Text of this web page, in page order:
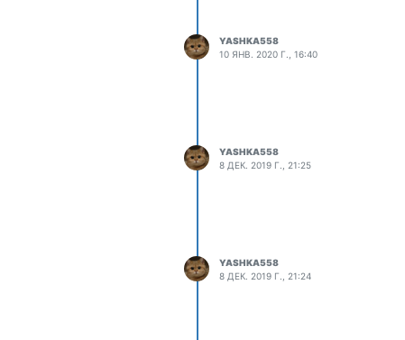
YASHKA558
10 ЯНВ. 2020 Г., 16:40
YASHKA558
8 ДЕК. 2019 Г., 21:25
YASHKA558
8 ДЕК. 2019 Г., 21:24